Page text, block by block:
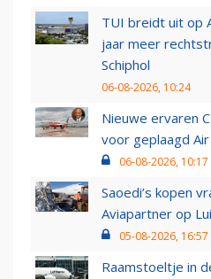
TUI breidt uit op
jaar meer
Schiphol
06-08-2026, 10:24
Nieuwe ervaren
voor geplaagd
06-08-2026, 10:17
Saoedi’s kopen
Aviapartner op
05-08-2026, 16:57
Raamstoeltje in